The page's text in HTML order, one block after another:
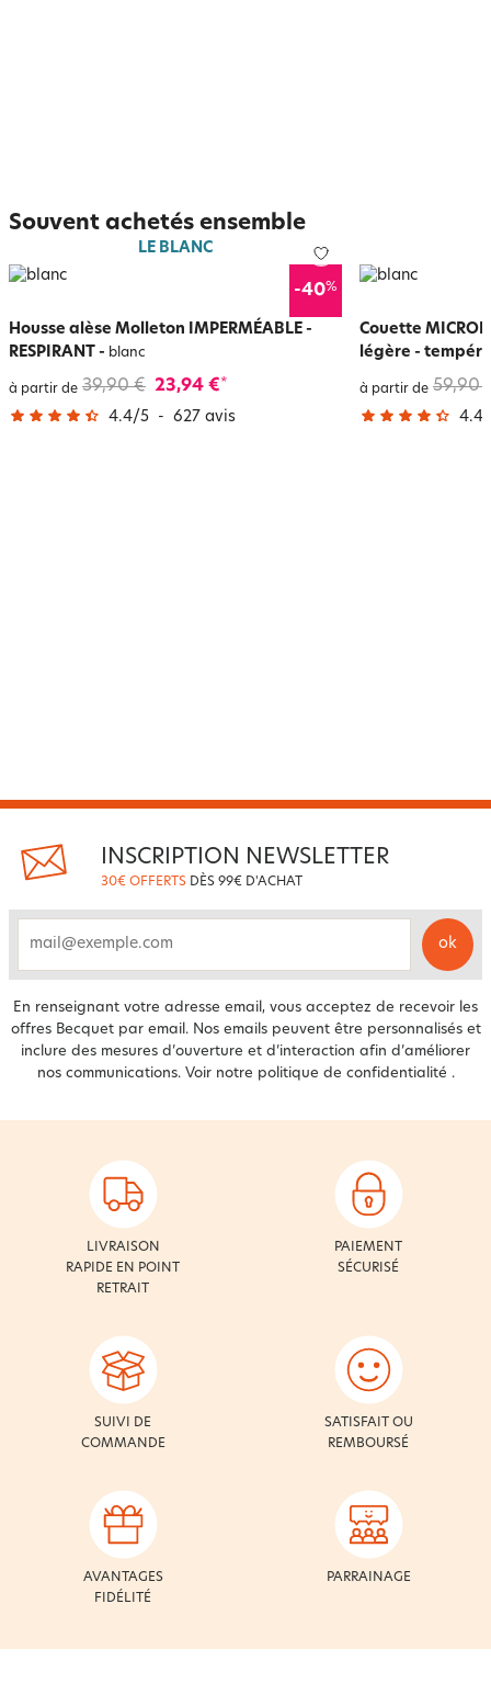
Souvent achetés ensemble
LE BLANC
-40%
Housse alèse Molleton IMPERMÉABLE -
RESPIRANT - blanc
à partir de 39,90 € 23,94 €*
4.4/5 - 627 avis
Couette
légère -
à partir de 59,90
4.4
INSCRIPTION NEWSLETTER
30€ OFFERTS DÈS 99€ D'ACHAT
ok
En renseignant votre adresse email, vous acceptez de recevoir les
offres Becquet par email. Nos emails peuvent être personnalisés et
inclure des mesures d’ouverture et d’interaction afin d’améliorer
nos communications. Voir notre politique de confidentialité .
LIVRAISON
RAPIDE EN POINT
RETRAIT
PAIEMENT
SÉCURISÉ
SUIVI DE
COMMANDE
SATISFAIT OU
REMBOURSÉ
AVANTAGES
FIDÉLITÉ
PARRAINAGE